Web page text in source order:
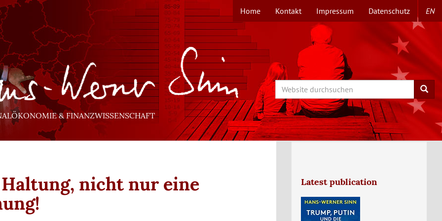
TOPMENÜ
Home Kontakt Impressum Datenschutz EN
& FINANZWISSENSCHAFT
Search Search
nicht nur eine
Latest publication